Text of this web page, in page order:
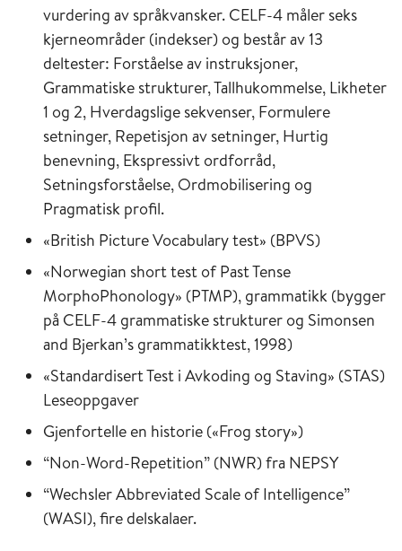
vurdering av språkvansker. CELF-4 måler seks
kjerneområder (indekser) og består av 13
deltester: Forståelse av instruksjoner,
Grammatiske strukturer, Tallhukommelse, Likheter
1 og 2, Hverdagslige sekvenser, Formulere
setninger, Repetisjon av setninger, Hurtig
benevning, Ekspressivt ordforråd,
Setningsforståelse, Ordmobilisering og
Pragmatisk profil.
«British Picture Vocabulary test» (BPVS)
«Norwegian short test of Past Tense
MorphoPhonology» (PTMP), grammatikk (bygger
på CELF-4 grammatiske strukturer og Simonsen
and Bjerkan’s grammatikktest, 1998)
«Standardisert Test i Avkoding og Staving» (STAS)
Leseoppgaver
Gjenfortelle en historie («Frog story»)
“Non-Word-Repetition” (NWR) fra NEPSY
“Wechsler Abbreviated Scale of Intelligence”
(WASI), fire delskalaer.